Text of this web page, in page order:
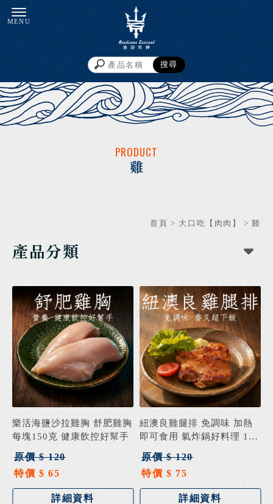
雞
首頁 > 大口吃【肉肉】 >雞
產品分類
樂活海鹽沙拉雞胸 舒肥雞胸
每塊150克 健康飲控好幫手
原價 $ 120
特價 $ 65
詳細資料
紐澳良雞腿排 免調味 加熱
即可食用 氣炸鍋好料理 180
克±5%
原價 $ 120
特價 $ 75
詳細資料